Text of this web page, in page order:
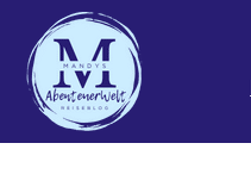
Zum
Inhalt
springen